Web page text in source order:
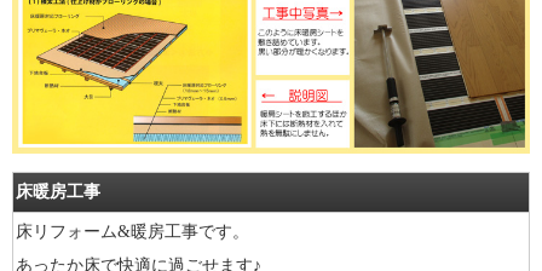
床暖房工事
床リフォーム&暖房工事です。
あったか床で快適に過ごせます♪